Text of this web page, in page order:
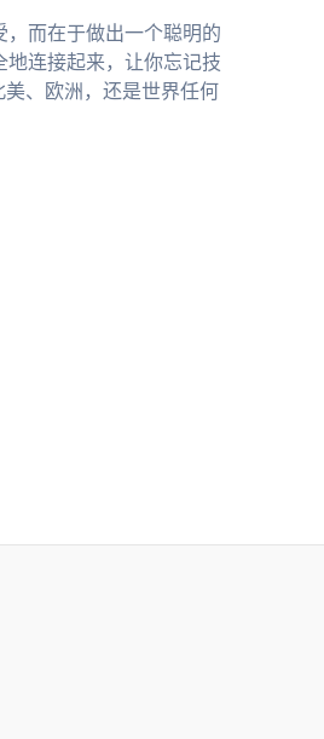
而在于做出一个聪明的
连接起来，让你忘记技
、欧洲，还是世界任何